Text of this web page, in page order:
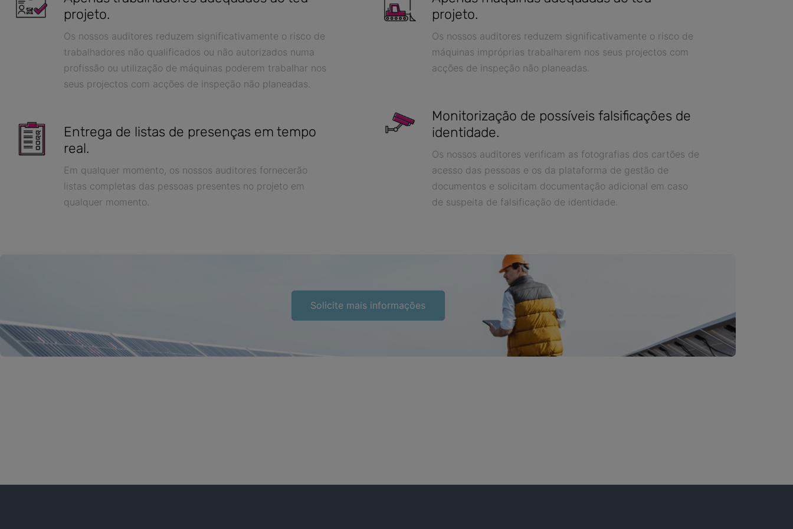
projeto.
Os nossos auditores reduzem significativamente o risco de
trabalhadores não qualificados ou não autorizados numa
profissão ou utilização de máquinas poderem trabalhar nos
seus projectos com acções de inspeção não planeadas.
Entrega de listas de presenças em tempo
real.
Em qualquer momento, os nossos auditores fornecerão
listas completas das pessoas presentes no projeto em
qualquer momento.
projeto.
Os nossos auditores reduzem significativamente o risco de
máquinas impróprias trabalharem nos seus projectos com
acções de inspeção não planeadas.
Monitorização de possíveis falsificações de
identidade.
Os nossos auditores verificam as fotografias dos cartões de
acesso das pessoas e os da plataforma de gestão de
documentos e solicitam documentação adicional em caso
de suspeita de falsificação de identidade.
Solicite mais informações